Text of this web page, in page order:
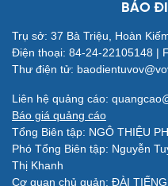
Quân sự - Quốc phòng
Vũ khí
Việt Nam
BÁO
Trụ sở: 37 Bà Triệu, Hoàn
Điện thoại: 84-24-22105148 |
Thư điện tử:
Liên hệ quảng cáo:
Báo giá quảng cáo
Tổng Biên tập: NGÔ THIỆU
Phó Tổng Biên tập: Nguyễn
Thị Khanh
Cơ quan chủ quản: ĐÀI